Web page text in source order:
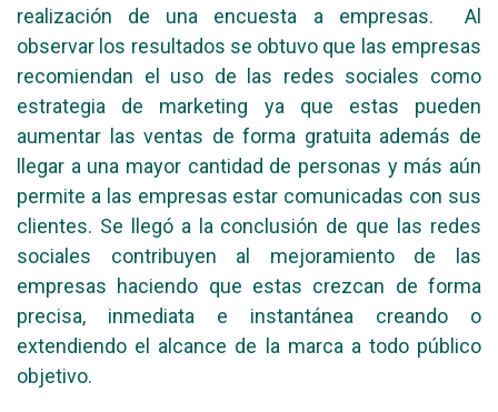
realización de una encuesta a empresas. Al
observar los resultados se obtuvo que las empresas
recomiendan el uso de las redes sociales como
estrategia de marketing ya que estas pueden
aumentar las ventas de forma gratuita además de
llegar a una mayor cantidad de personas y más aún
permite a las empresas estar comunicadas con sus
clientes. Se llegó a la conclusión de que las redes
sociales contribuyen al mejoramiento de las
empresas haciendo que estas crezcan de forma
precisa, inmediata e instantánea creando o
extendiendo el alcance de la marca a todo público
objetivo.